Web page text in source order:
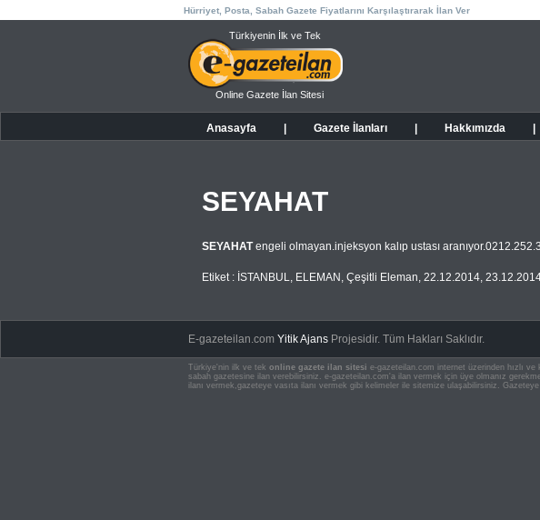
Hürriyet, Posta, Sabah Gazete Fiyatlarını Karşılaştırarak İlan Ver
Türkiyenin İlk ve Tek
Online Gazete İlan Sitesi
Anasayfa Gazete İlanları Hakkımızda
SEYAHAT
SEYAHATengeli olmayan.injeksyon kalıp ustası
Etiket : İSTANBUL, ELEMAN , Çeşitli Eleman, 22.12.2014,
E-gazeteilan.comYitik Ajans Projesidir.Tüm Hakları Saklıdır.
Türkiye'nin ilk ve tek online gazete ilan sitesi e-gazeteilan.com internet üzerinden hızlı
sabah gazetesine ilan verebilirsiniz. e-gazeteilan.com'a ilan vermek için üye olmanız
ilanı vermek,gazeteye vasıta ilanı vermek gibi kelimeler ile sitemize ulaşabilirsiniz.